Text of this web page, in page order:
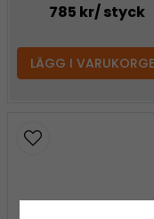
785 kr/ styck
LÄGG I